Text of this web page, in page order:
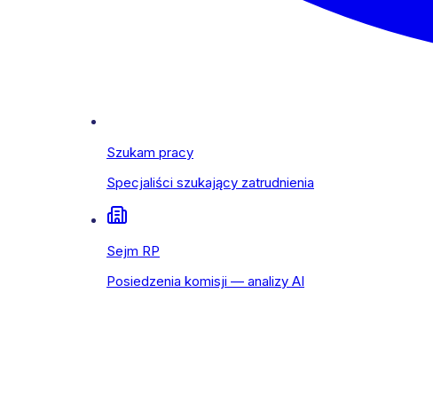
Szukam pracy
Specjaliści szukający zatrudnienia
Sejm RP
Posiedzenia komisji — analizy AI